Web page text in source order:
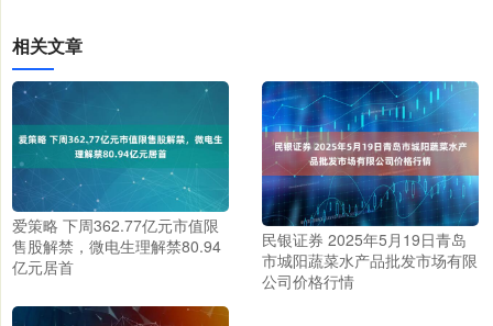
相关文章
爱策略 下周362.77亿元市值限
售股解禁，微电生理解禁80.94
亿元居首
民银证券 2025年5月19日青岛
市城阳蔬菜水产品批发市场有限
公司价格行情